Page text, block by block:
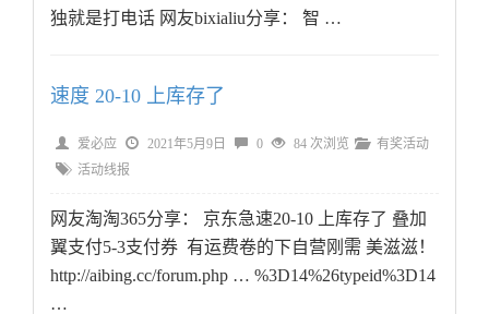
独就是打电话 网友bixialiu分享： 智 …
速度 20-10 上库存了
爱必应 2021年5月9日 0 84 次浏览
有奖活动
活动线报
网友淘淘365分享： 京东急速20-10 上库存了 叠加
翼支付5-3支付券 有运费卷的下自营刚需 美滋滋！
http://aibing.cc/forum.php … %3D14%26typeid%3D14
…